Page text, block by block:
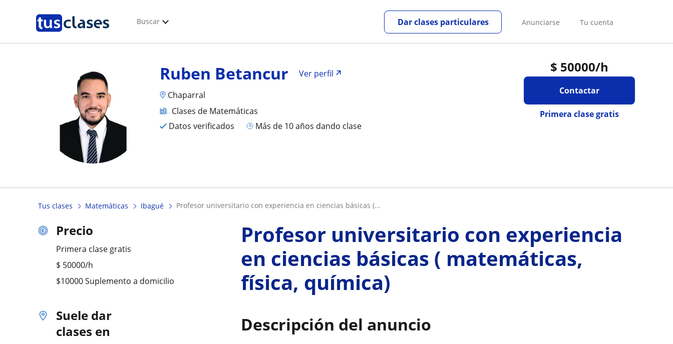
Buscar Anunciarse Tu cuenta
Dar clases particulares
$ 50000/h
Contactar
Primera clase gratis
Ruben Betancur
Ver perfil
Chaparral
Clases de Matemáticas
Datos verificados
más de 10 años dando clase
Tus clases Matemáticas Ibagué profesor universitario con experiencia en ciencias básicas (...
Precio
Primera clase gratis
$ 50000/h
$10000 Suplemento a domicilio
Suele dar
clases en
Profesor universitario con experiencia
en ciencias básicas ( matemáticas,
física, química)
Descripción del anuncio